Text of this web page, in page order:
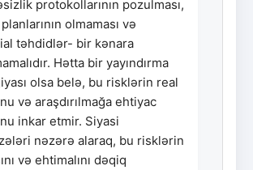
protokollarının pozulması,
olmaması və
təhdidlər- bir kənara
Hətta bir yayındırma
olsa belə, bu risklərin real
və araşdırılmağa ehtiyac
inkar etmir. Siyasi
nəzərə alaraq, bu risklərin
və ehtimalını dəqiq